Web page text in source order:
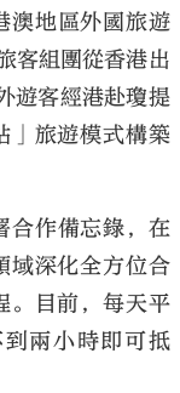
澳地區外國旅遊
客組團從香港出
遊客經港赴瓊提
」旅遊模式構築
合作備忘錄，在
域深化全方位合
。目前，每天平
兩小時即可抵